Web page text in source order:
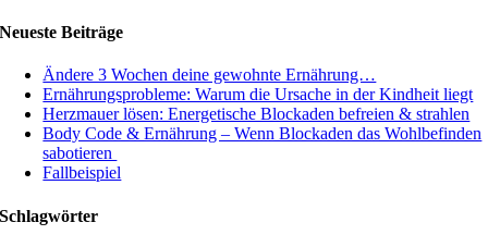
Neueste Beiträge
Ändere 3 Wochen deine gewohnte Ernährung…
Ernährungsprobleme: Warum die Ursache in der Kindheit liegt
Herzmauer lösen: Energetische Blockaden befreien & strahlen
Body Code & Ernährung – Wenn Blockaden das Wohlbefinden
sabotieren
Fallbeispiel
Schlagwörter